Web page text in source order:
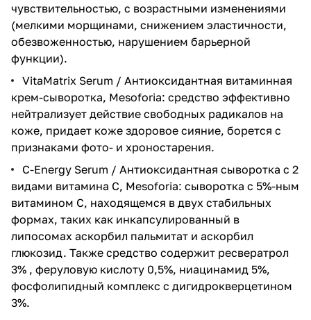
чувствительностью, с возрастными изменениями
(мелкими морщинами, снижением эластичности,
обезвоженностью, нарушением барьерной
функции).
VitaMatrix Serum / Антиоксидантная витаминная
крем-сыворотка, Mesoforia: средство эффективно
нейтрализует действие свободных радикалов на
коже, придает коже здоровое сияние, борется с
признаками фото- и хроностарения.
С-Energy Serum / Антиоксидантная сыворотка с 2
видами витамина С, Mesoforia: сыворотка с 5%-ным
витамином С, находящемся в двух стабильных
формах, таких как инкапсулированный в
липосомах аскорбил пальмитат и аскорбил
глюкозид. Также средство содержит ресвератрол
3% , феруловую кислоту 0,5%, ниацинамид 5%,
фосфолипидный комплекс с дигидрокверцетином
3%.